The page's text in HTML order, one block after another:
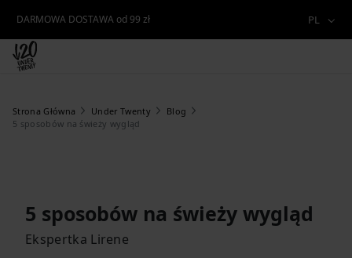
DARMOWA DOSTAWA od 99 zł PL
Strona Główna Under Twenty
Blog
5 sposobów na świeży wygląd
5 sposobów na świeży wygląd
Ekspertka Lirene